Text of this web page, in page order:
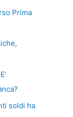
Prima
soldi ha